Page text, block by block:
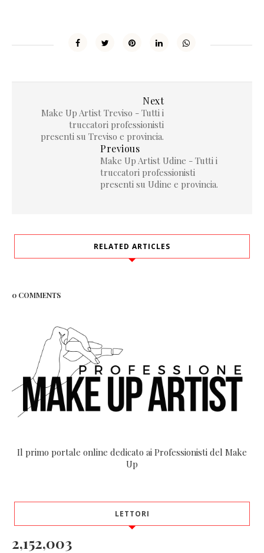
Next
Make Up Artist Treviso - Tutti i
truccatori professionisti
presenti su Treviso e provincia.
Previous
Make Up Artist Udine - Tutti i
truccatori professionisti
presenti su Udine e provincia.
RELATED ARTICLES
0 COMMENTS
Il primo portale online dedicato ai Professionisti del Make
Up
LETTORI
2,152,003